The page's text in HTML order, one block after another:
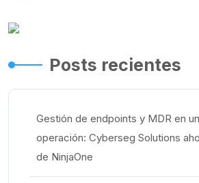
Posts recientes
Gestión de endpoints y MDR en
operación: Cyberseg Solutions
de NinjaOne